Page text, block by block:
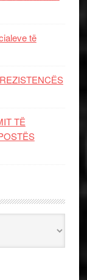
të
TË